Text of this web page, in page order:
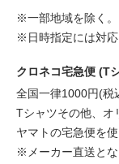
※一部地域を除く。
※日時指定には対応
クロネコ宅急便 (T
全国一律1000円(税
Tシャツその他、オ
ヤマトの宅急便を
※メーカー直送とな